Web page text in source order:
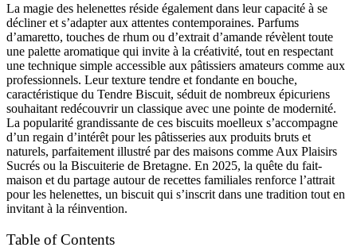
La magie des helenettes réside également dans leur capacité à se
décliner et s’adapter aux attentes contemporaines. Parfums
d’amaretto, touches de rhum ou d’extrait d’amande révèlent toute
une palette aromatique qui invite à la créativité, tout en respectant
une technique simple accessible aux pâtissiers amateurs comme aux
professionnels. Leur texture tendre et fondante en bouche,
caractéristique du Tendre Biscuit, séduit de nombreux épicuriens
souhaitant redécouvrir un classique avec une pointe de modernité.
La popularité grandissante de ces biscuits moelleux s’accompagne
d’un regain d’intérêt pour les pâtisseries aux produits bruts et
naturels, parfaitement illustré par des maisons comme Aux Plaisirs
Sucrés ou la Biscuiterie de Bretagne. En 2025, la quête du fait-
maison et du partage autour de recettes familiales renforce l’attrait
pour les helenettes, un biscuit qui s’inscrit dans une tradition tout en
invitant à la réinvention.
Table of Contents